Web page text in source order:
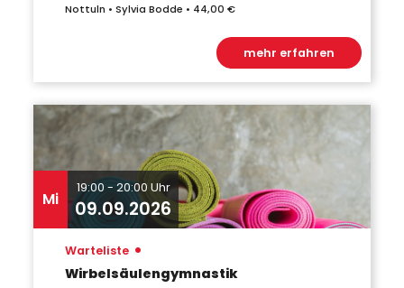
Nottuln • Sylvia Bodde • 44,00 €
mehr erfahren
Mi
19:00 - 20:00 Uhr
09.09.2026
Wirbelsäulengymnastik
Warteliste •